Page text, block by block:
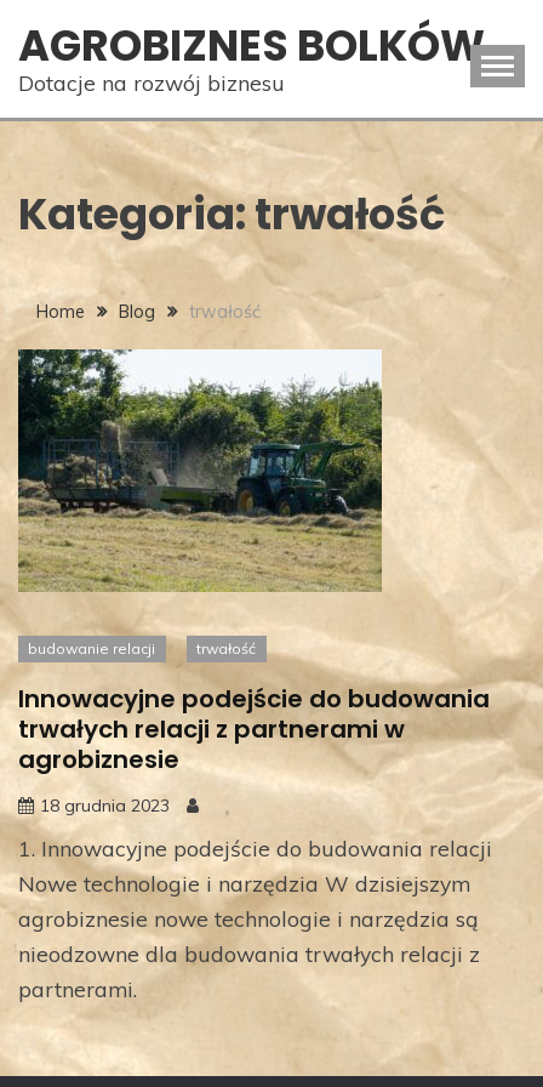
content
AGROBIZNES BOLKÓW
Dotacje na rozwój biznesu
Kategoria:trwałość
Home Blog trwałość
budowanie relacji trwałość
Innowacyjne podejście do budowania
trwałych relacji z partnerami w
agrobiznesie
18 grudnia 2023
1. Innowacyjne podejście do budowania relacji
Nowe technologie i narzędzia W dzisiejszym
agrobiznesie nowe technologie i narzędzia są
nieodzowne dla budowania trwałych relacji z
partnerami.